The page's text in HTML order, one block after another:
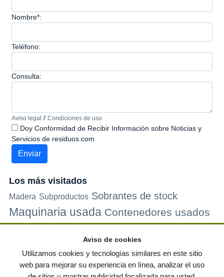
Nombre*:
Teléfono:
Consulta:
Aviso legal / Condiciones de uso
Doy Conformidad de Recibir Información sobre Noticias y
Servicios de residuos.com
Los más visitados
Madera Subproductos Sobrantes de stock
Maquinaria usada Contenedores usados
Palets de plastico Electrodomesticos
Aviso de cookies
Utilizamos cookies y tecnologías similares en este sitio
web para mejorar su experiencia en línea, analizar el uso